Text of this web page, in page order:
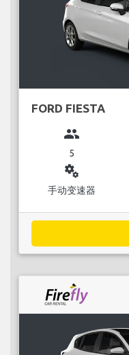
FORD FIESTA
group
5
miscellaneous_services
手动变速器